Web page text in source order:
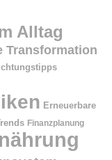
Alltag
Transformation
Erneuerbare
Finanzplanung